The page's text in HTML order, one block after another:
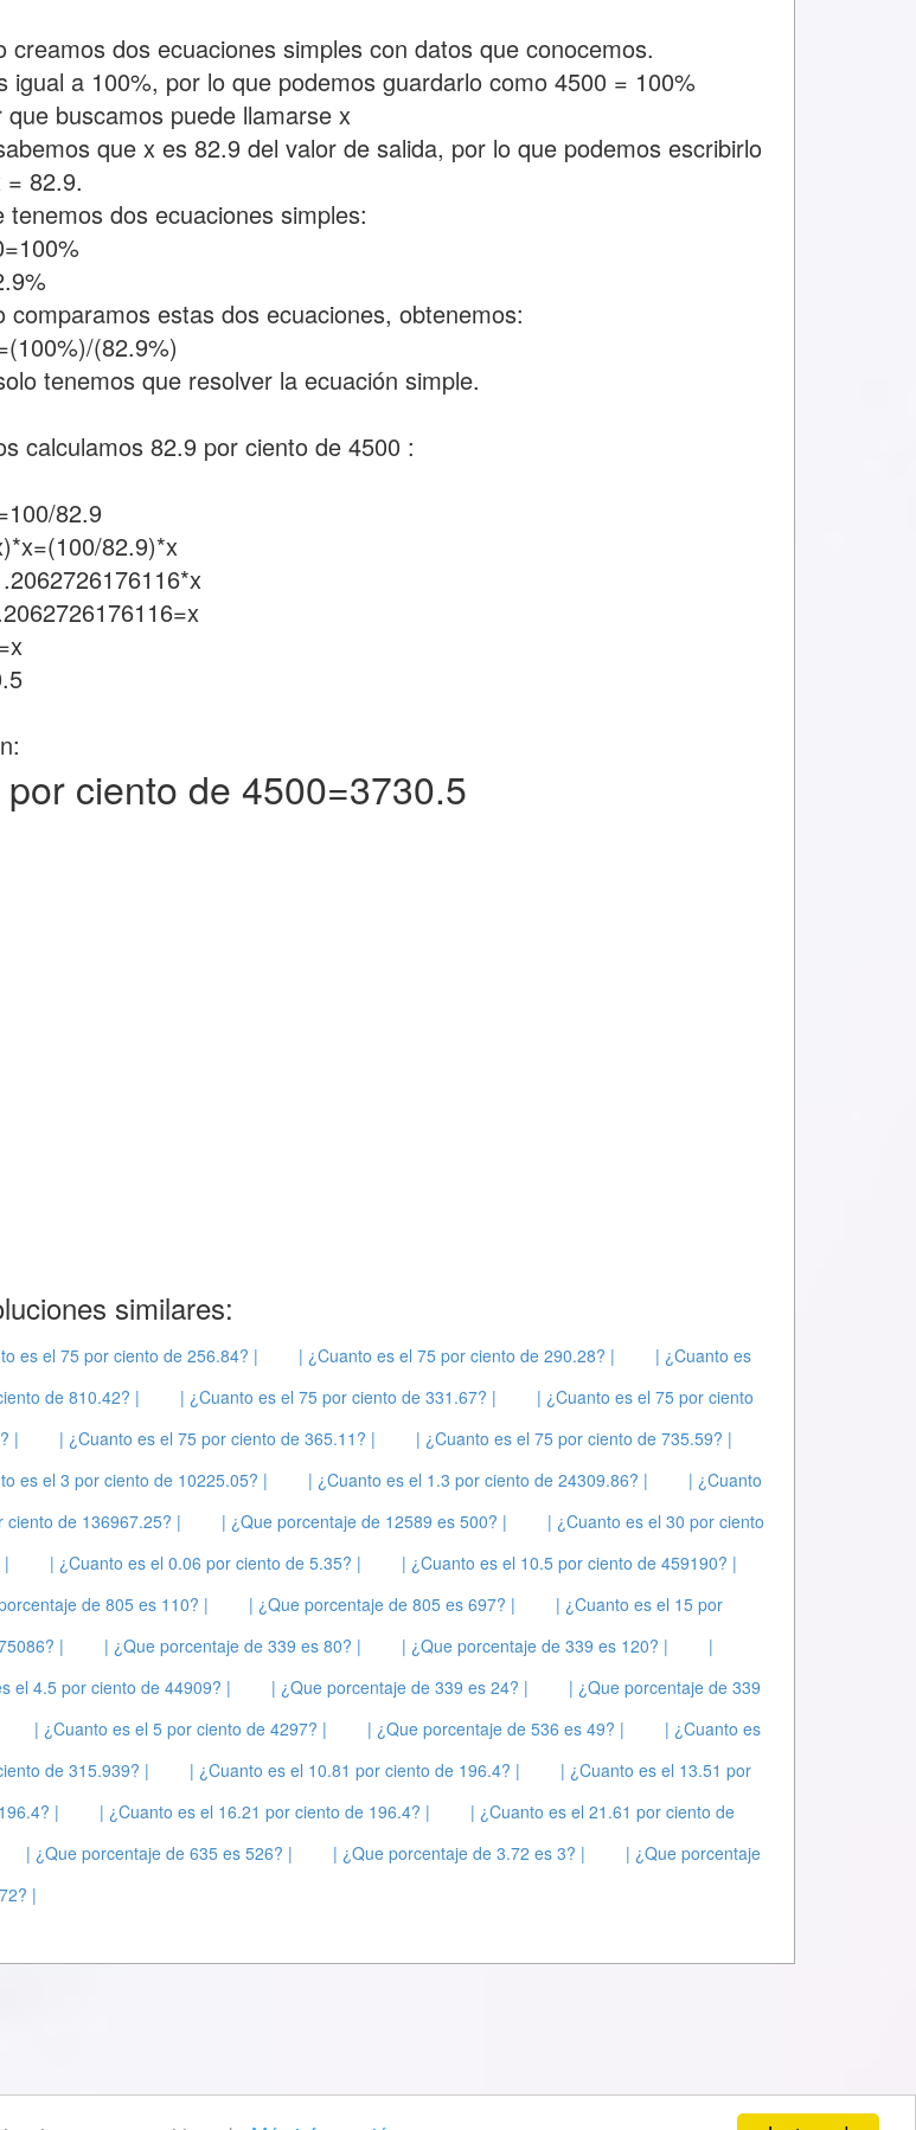
creamos dos ecuaciones simples con datos que conocemos.
igual a 100%, por lo que podemos guardarlo como 4500 = 100%
que buscamos puede llamarse x
que x es 82.9 del valor de salida, por lo que podemos escribirlo
82.9.
tenemos dos ecuaciones simples:
comparamos estas dos ecuaciones, obtenemos:
(82.9%)
tenemos que resolver la ecuación simple.
calculamos 82.9 por ciento de 4500 :
82.9
82.9)*x
ciento de 4500=3730.5
similares:
es el 75 por ciento de 256.84? | | ¿Cuanto es el 75 por ciento de 290.28? |
| ¿Cuanto es
de 810.42? |
| ¿Cuanto es el 75 por ciento de 331.67? |
| ¿Cuanto es el 75 por ciento
|
| ¿Cuanto es el 75 por ciento de 365.11? |
| ¿Cuanto es el 75 por ciento de 735.59? |
es el 3 por ciento de 10225.05? |
| ¿Cuanto es el 1.3 por ciento de 24309.86? |
| ¿Cuanto
ciento de 136967.25? |
| ¿Que porcentaje de 12589 es 500? |
| ¿Cuanto es el 30 por ciento
|
| ¿Cuanto es el 0.06 por ciento de 5.35? |
| ¿Cuanto es el 10.5 por ciento de 459190? |
de 805 es 110? |
| ¿Que porcentaje de 805 es 697? |
| ¿Cuanto es el 15 por
|
| ¿Que porcentaje de 339 es 80? | | ¿Que porcentaje de 339 es 120? |
|
el 4.5 por ciento de 44909? |
| ¿Que porcentaje de 339 es 24? |
| ¿Que porcentaje de 339
| ¿Cuanto es el 5 por ciento de 4297? | | ¿Que porcentaje de 536 es 49? |
| ¿Cuanto es
de 315.939? |
| ¿Cuanto es el 10.81 por ciento de 196.4? |
| ¿Cuanto es el 13.51 por
|
| ¿Cuanto es el 16.21 por ciento de 196.4? |
| ¿Cuanto es el 21.61 por ciento de
| ¿Que porcentaje de 635 es 526? | | ¿Que porcentaje de 3.72 es 3? |
| ¿Que porcentaje
|